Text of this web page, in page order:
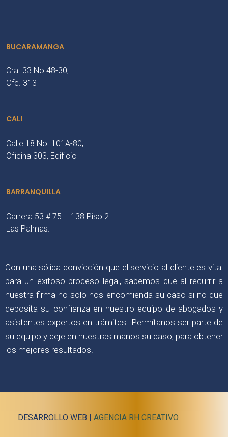
BUCARAMANGA
Cra. 33 No 48-30,
Ofc. 313
CALI
Calle 18 No. 101A-80,
Oficina 303, Edificio
BARRANQUILLA
Carrera 53 # 75 – 138 Piso 2.
Las Palmas.
Con una sólida convicción que el servicio al cliente es vital
para un exitoso proceso legal, sabemos que al recurrir a
nuestra firma no solo nos encomienda su caso si no que
deposita su confianza en nuestro equipo de abogados y
asistentes expertos en trámites. Permítanos ser parte de
su equipo y deje en nuestras manos su caso, para obtener
los mejores resultados.
DESARROLLO WEB | AGENCIA RH CREATIVO